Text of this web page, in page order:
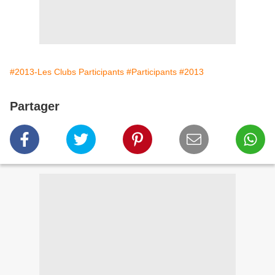
#2013-Les Clubs Participants #Participants #2013
Partager